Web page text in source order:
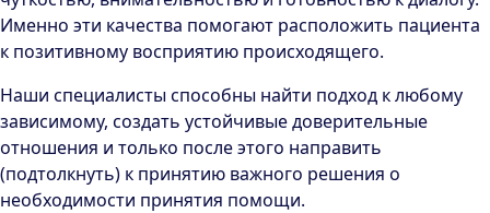
Именно эти качества помогают расположить пациента
к позитивному восприятию происходящего.
Наши специалисты способны найти подход к любому
зависимому, создать устойчивые доверительные
отношения и только после этого направить
(подтолкнуть) к принятию важного решения о
необходимости принятия помощи.